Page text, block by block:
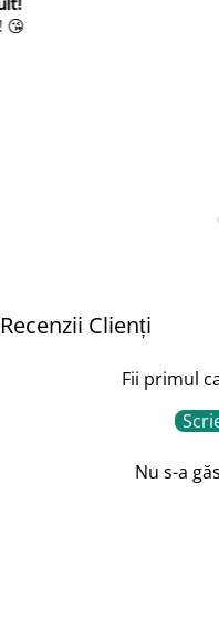
Recenzii Clienți
Fii primul
Nu s-a